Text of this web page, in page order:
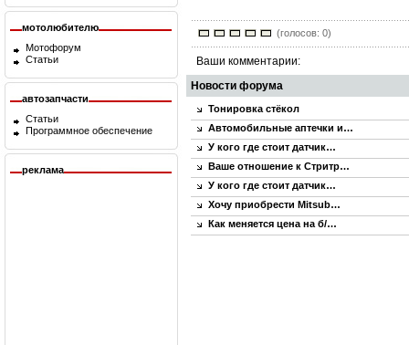
мотолюбителю
Мотофорум
Статьи
автозапчасти
Статьи
Программное обеспечение
реклама
(голосов: 0)
Ваши комментарии:
Новости форума
Тонировка стёкол
Автомобильные аптечки и…
У кого где стоит датчик…
Ваше отношение к Стритр…
У кого где стоит датчик…
Хочу приобрести Mitsub…
Как меняется цена на б/…